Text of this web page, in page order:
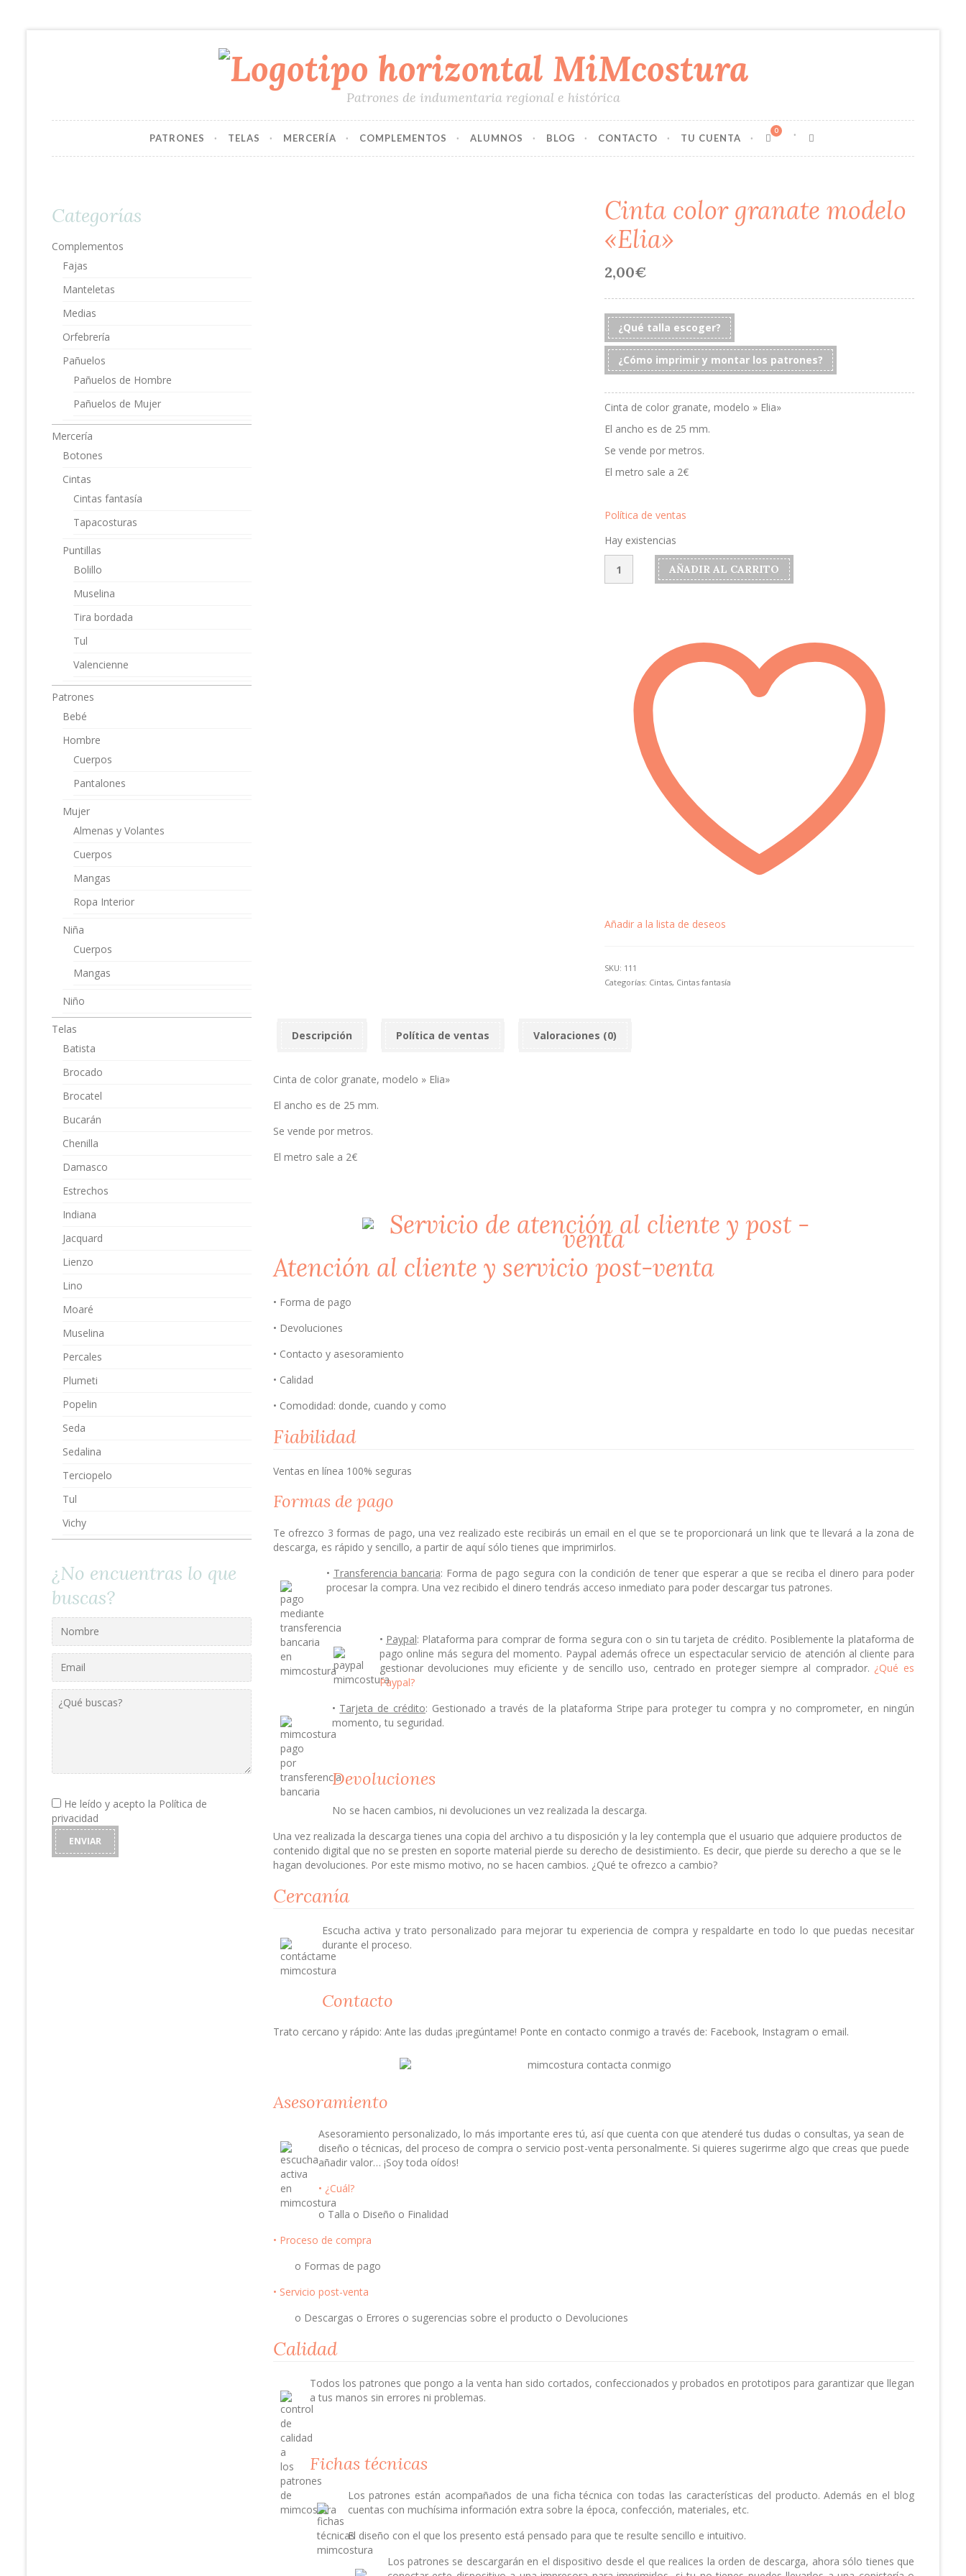
Patrones de indumentaria regional e histórica
PATRONES TELAS MERCERÍA COMPLEMENTOS ALUMNOS BLOG CONTACTO TU CUENTA
0
Cinta color granate modelo
«Elia»
2,00€
¿Qué talla escoger?
¿Cómo imprimir y montar los patrones?
Cinta de color granate, modelo » Elia»
El ancho es de 25 mm.
Se vende por metros.
El metro sale a 2€
Política de ventas
Hay existencias
color
AÑADIR AL CARRITO
Añadir a la lista de deseos
SKU: 111
Categorías: Cintas, Cintas fantasía
Descripción Política de ventas Valoraciones (0)
Cinta de color granate, modelo » Elia»
El ancho es de 25 mm.
Se vende por metros.
El metro sale a 2€
Atención al cliente y servicio post-venta
• Forma de pago
• Devoluciones
• Contacto y asesoramiento
• Calidad
• Comodidad: donde, cuando y como
Fiabilidad
Ventas en línea 100% seguras
Formas de pago
Te ofrezco 3 formas de pago, una vez realizado este recibirás un email en el que se te proporcionará un link que te llevará a la zona de
descarga, es rápido y sencillo, a partir de aquí sólo tienes que imprimirlos.
• Transferencia bancaria: Forma de pago segura con la condición de tener que esperar a que se reciba el dinero para poder
procesar la compra. Una vez recibido el dinero tendrás acceso inmediato para poder descargar tus patrones.
• Paypal: Plataforma para comprar de forma segura con o sin tu tarjeta de crédito. Posiblemente la plataforma de
pago online más segura del momento. Paypal además ofrece un espectacular servicio de atención al cliente para
gestionar devoluciones muy eficiente y de sencillo uso, centrado en proteger siempre al comprador. ¿Qué es
Paypal?
• Tarjeta de crédito: Gestionado a través de la plataforma Stripe para proteger tu compra y no comprometer, en ningún
momento, tu seguridad.
Devoluciones
No se hacen cambios, ni devoluciones un vez realizada la descarga.
Una vez realizada la descarga tienes una copia del archivo a tu disposición y la ley contempla que el usuario que adquiere productos de
contenido digital que no se presten en soporte material pierde su derecho de desistimiento. Es decir, que pierde su derecho a que se le
hagan devoluciones. Por este mismo motivo, no se hacen cambios. ¿Qué te ofrezco a cambio?
Cercanía
Escucha activa y trato personalizado para mejorar tu experiencia de compra y respaldarte en todo lo que puedas necesitar
durante el proceso.
Contacto
Trato cercano y rápido: Ante las dudas ¡pregúntame! Ponte en contacto conmigo a través de: Facebook, Instagram o email.
Asesoramiento
Asesoramiento personalizado, lo más importante eres tú, así que cuenta con que atenderé tus dudas o consultas, ya sean de
diseño o técnicas, del proceso de compra o servicio post-venta personalmente. Si quieres sugerirme algo que creas que puede
añadir valor… ¡Soy toda oídos!
• ¿Cuál?
o Talla o Diseño o Finalidad
• Proceso de compra
o Formas de pago
• Servicio post-venta
o Descargas o Errores o sugerencias sobre el producto o Devoluciones
Calidad
Todos los patrones que pongo a la venta han sido cortados, confeccionados y probados en prototipos para garantizar que llegan
a tus manos sin errores ni problemas.
Fichas técnicas
Los patrones están acompañados de una ficha técnica con todas las características del producto. Además en el blog
cuentas con muchísima información extra sobre la época, confección, materiales, etc.
El diseño con el que los presento está pensado para que te resulte sencillo e intuitivo.
Los patrones se descargarán en el dispositivo desde el que realices la orden de descarga, ahora sólo tienes que
Categorías
Complementos
Fajas
Manteletas
Medias
Orfebrería
Pañuelos
Pañuelos de Hombre
Pañuelos de Mujer
Mercería
Botones
Cintas
Cintas fantasía
Tapacosturas
Puntillas
Bolillo
Muselina
Tira bordada
Tul
Valencienne
Patrones
Bebé
Hombre
Cuerpos
Pantalones
Mujer
Almenas y Volantes
Cuerpos
Mangas
Ropa Interior
Niña
Cuerpos
Mangas
Niño
Telas
Batista
Brocado
Brocatel
Bucarán
Chenilla
Damasco
Estrechos
Indiana
Jacquard
Lienzo
Lino
Moaré
Muselina
Percales
Plumeti
Popelin
Seda
Sedalina
Terciopelo
Tul
Vichy
¿No encuentras lo que
buscas?
favor,
deja
este
campo
vacío.
He leído y acepto la Política de
privacidad